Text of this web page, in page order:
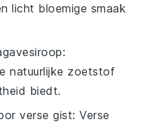
licht bloemige smaak
:
natuurlijke zoetstof
biedt.
verse gist: Verse